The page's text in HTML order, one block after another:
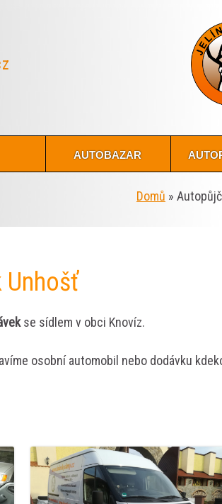
autobazar
Domů »
Unhošť
se sídlem v obci Knovíz.
osobní automobil nebo dodávku